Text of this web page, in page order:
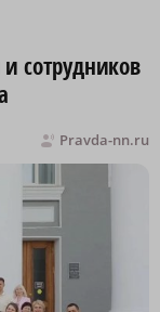
сотрудников
Pravda-nn.ru